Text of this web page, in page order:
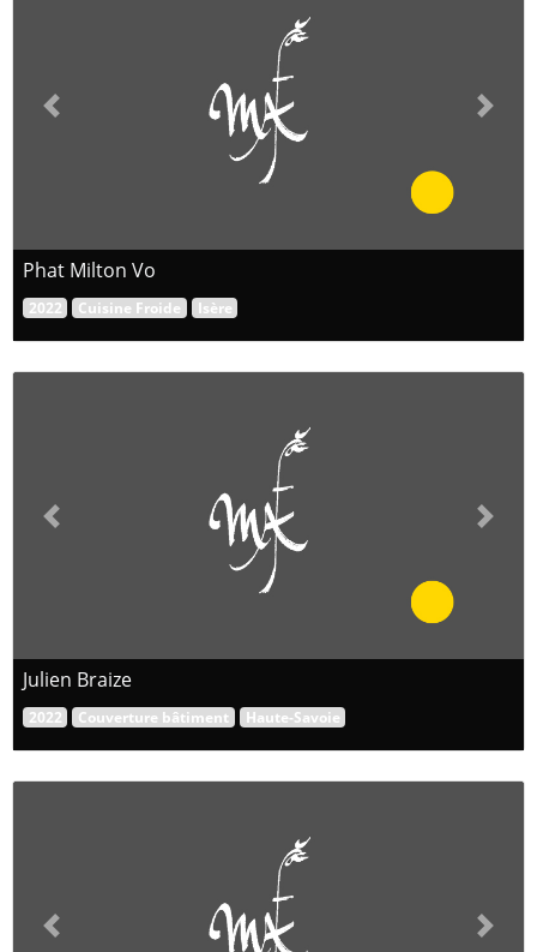
Previous Next
Phat Milton Vo
2022 Cuisine Froide Isère
Previous Next
Julien Braize
2022 Couverture bâtiment Haute-Savoie
Previous Next